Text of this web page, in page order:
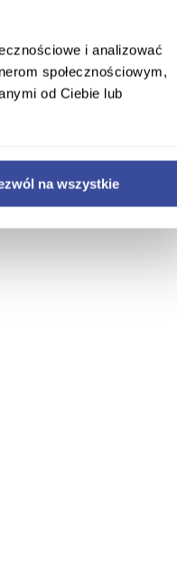
i analizować
społecznościowym,
od Ciebie lub
na wszystkie